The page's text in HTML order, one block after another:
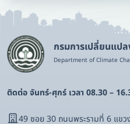
กรมการเปลี่ยนแป
Department of Climate
ติดต่อ จันทร์-ศุกร์ เวลา 08.30 –
49 ซอย 30 ถนนพระรามที่ 6 แข